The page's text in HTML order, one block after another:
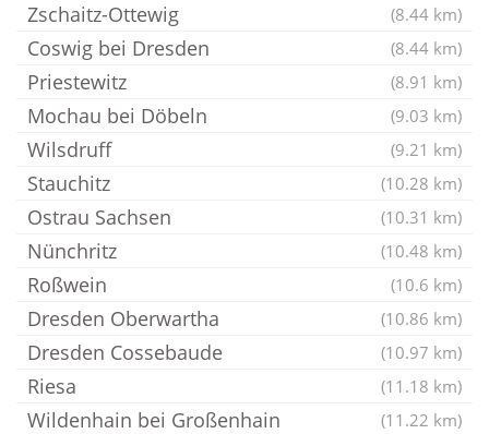
Zschaitz-Ottewig (8.44 km)
Coswig bei Dresden (8.44 km)
Priestewitz (8.91 km)
Mochau bei Döbeln (9.03 km)
Wilsdruff (9.21 km)
Stauchitz (10.28 km)
Ostrau Sachsen (10.31 km)
Nünchritz (10.48 km)
Roßwein (10.6 km)
Dresden Oberwartha (10.86 km)
Dresden Cossebaude (10.97 km)
Riesa (11.18 km)
Wildenhain bei Großenhain (11.22 km)